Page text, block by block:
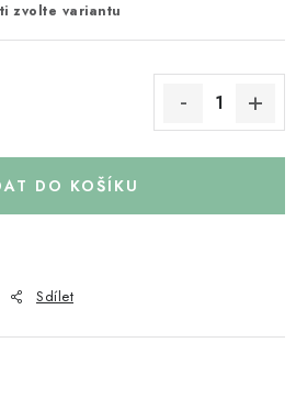
zvolte variantu
DO KOŠÍKU
Sdílet